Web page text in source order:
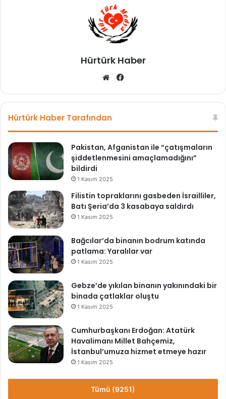
.
.
.
Hürtürk Haber
We
sit bo
Hürtürk Haber Tarafından
Pakistan, Afganistan ile “çatışmaların
şiddetlenmesini amaçlamadığını”
bildirdi
1 Kasım 2025
Filistin topraklarını gasbeden İsrailliler,
Batı Şeria’da 3 kasabaya saldırdı
1 Kasım 2025
Bağcılar’da binanın bodrum katında
patlama: Yaralılar var
1 Kasım 2025
Gebze’de yıkılan binanın yakınındaki bir
binada çatlaklar oluştu
1 Kasım 2025
Cumhurbaşkanı Erdoğan: Atatürk
Havalimanı Millet Bahçemiz,
İstanbul’umuza hizmet etmeye hazır
1 Kasım 2025
Tümü (9251)